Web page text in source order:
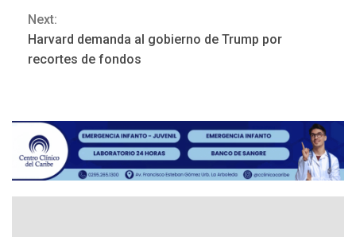
Next:
Harvard demanda al gobierno de Trump por
recortes de fondos
ÚLTIMA HORA
REGIONALES ÚLTIMA HORA
Instituciones estadales se
suman al Plan Agosto de
Escuelas Abiertas 2026